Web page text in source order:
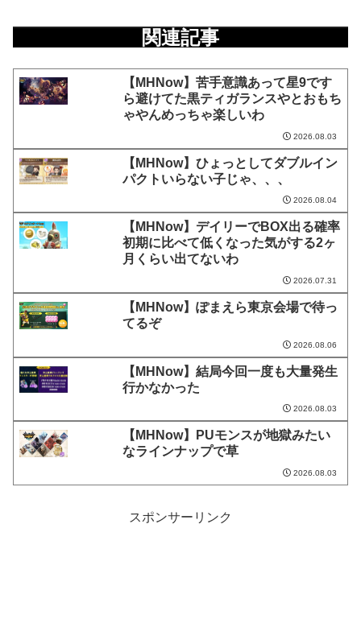
関連記事
【MHNow】苦手意識あって星9です
ら避けてた黒ティガランスやとおもち
ゃやんめっちゃ楽しいわ
2026.08.03
【MHNow】ひょっとしてダブルイン
パクトいらない子じゃ、、、
2026.08.04
【MHNow】デイリーでBOX出る確率
初期に比べて低くなった気がする2ヶ
月くらい出てないわ
2026.07.31
【MHNow】ぽまえら東京会場で待っ
てるぞ
2026.08.06
【MHNow】結局今回一度も大量発生
行かなかった
2026.08.03
【MHNow】PUモンスが地獄みたい
なラインナップで草
2026.08.03
スポンサーリンク